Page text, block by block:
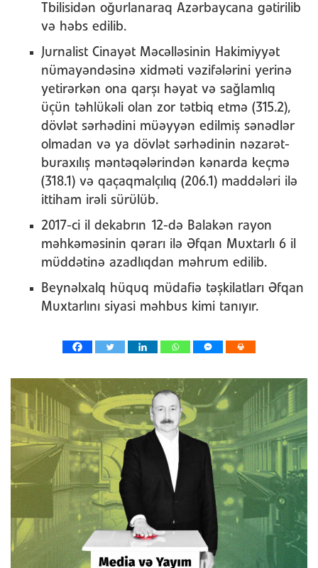
Tbilisidən oğurlanaraq Azərbaycana gətirilib
və həbs edilib.
Jurnalist Cinayət Məcəlləsinin Hakimiyyət
nümayəndəsinə xidməti vəzifələrini yerinə
yetirərkən ona qarşı həyat və sağlamlıq
üçün təhlükəli olan zor tətbiq etmə (315.2),
dövlət sərhədini müəyyən edilmiş sənədlər
olmadan və ya dövlət sərhədinin nəzarət-
buraxılış məntəqələrindən kənarda keçmə
(318.1) və qaçaqmalçılıq (206.1) maddələri ilə
ittiham irəli sürülüb.
2017-ci il dekabrın 12-də Balakən rayon
məhkəməsinin qərarı ilə Əfqan Muxtarlı 6 il
müddətinə azadlıqdan məhrum edilib.
Beynəlxalq hüquq müdafiə təşkilatları Əfqan
Muxtarlını siyasi məhbus kimi tanıyır.